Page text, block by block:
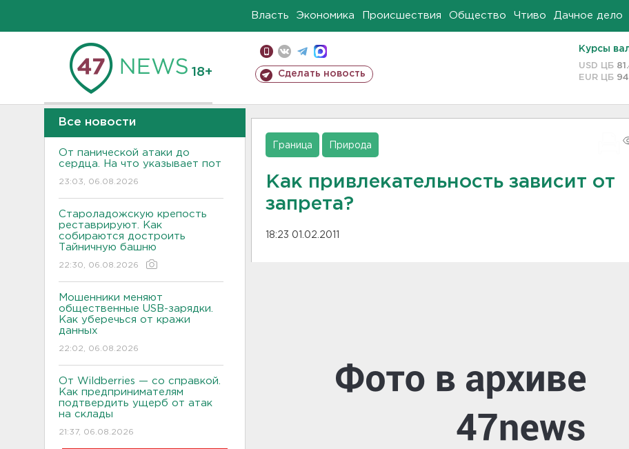
Власть Экономика Происшествия Общество Чтиво Дачное дело
18+ Сделать новость
Курсы
USD ЦБ
EUR ЦБ
Все новости
От панической атаки до
сердца. На что указывает пот
23:03, 06.08.2026
Староладожскую крепость
реставрируют. Как
собираются достроить
Тайничную башню
22:30, 06.08.2026
Мошенники меняют
общественные USB-зарядки.
Как уберечься от кражи
данных
22:02, 06.08.2026
От Wildberries — со справкой.
Как предпринимателям
подтвердить ущерб от атак
на склады
21:37, 06.08.2026
Граница Природа
Как привлекательность зависит от
запрета?
18:23 01.02.2011